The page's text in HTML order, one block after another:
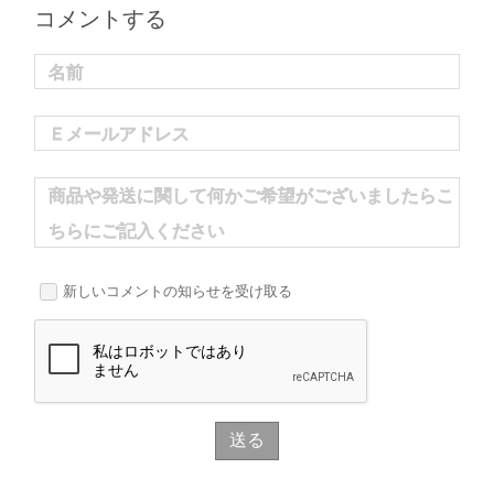
コメントする
名前
Ｅメールアドレス
商品や発送に関して何かご希望がございましたらこ
ちらにご記入ください
新しいコメントの知らせを受け取る
送る